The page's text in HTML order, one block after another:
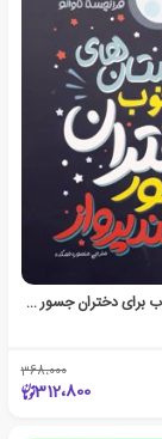
داستان های خوب برای دختران جسور و بلند پرواز
368،000
312،800